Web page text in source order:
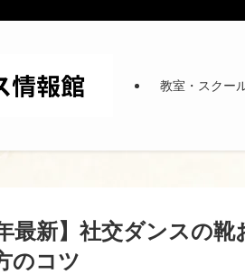
教室・スクー
最新】社交ダンスの
のコツ